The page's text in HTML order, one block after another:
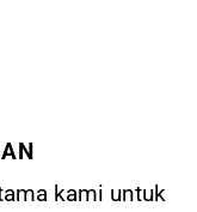
kami untuk